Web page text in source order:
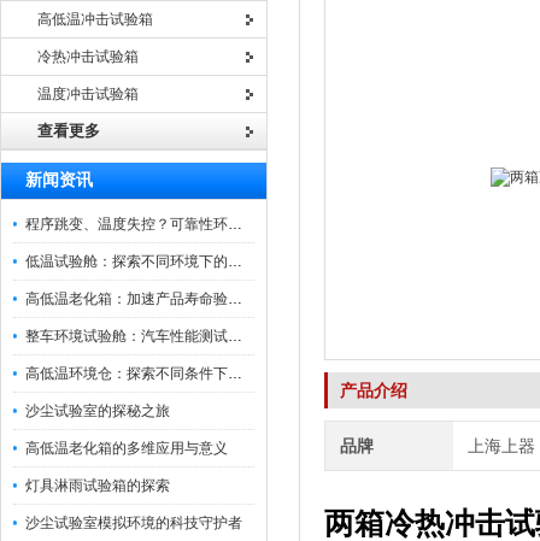
高低温冲击试验箱
冷热冲击试验箱
温度冲击试验箱
查看更多
新闻资讯
程序跳变、温度失控？可靠性环境试验箱控制系统故障处理
低温试验舱：探索不同环境下的科技边界
高低温老化箱：加速产品寿命验证的可靠伙伴
整车环境试验舱：汽车性能测试的设备
高低温环境仓：探索不同条件下的科学奥秘
沙尘试验室的探秘之旅
高低温老化箱的多维应用与意义
灯具淋雨试验箱的探索
沙尘试验室模拟环境的科技守护者
产品介绍
品牌 上海上器
两箱冷热冲击